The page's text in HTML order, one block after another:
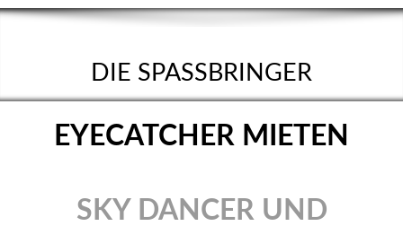
DIE SPASSBRINGER
EYECATCHER MIETEN
SKY DANCER UND